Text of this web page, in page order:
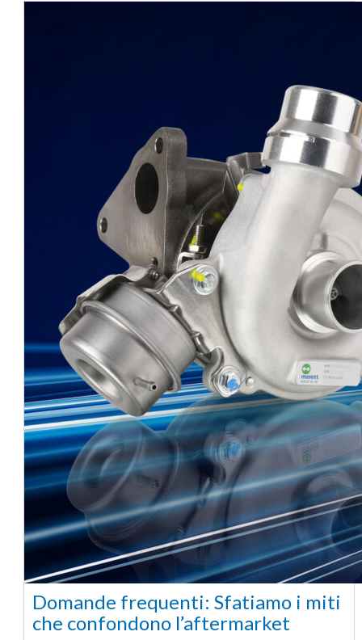
Domande frequenti: Sfatiamo i miti
che confondono l’aftermarket